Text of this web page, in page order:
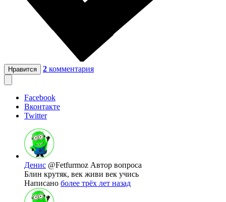
Нравится 2 комментария
Facebook
Вконтакте
Twitter
Денис @Fetfurmoz Автор вопроса
Блин крутяк, век живи век учись
Написано более трёх лет назад